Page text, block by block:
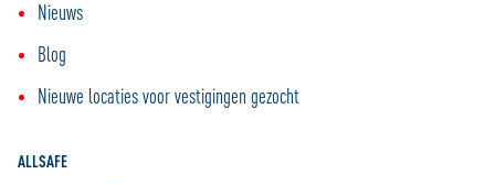
Nieuws
Blog
Nieuwe locaties voor vestigingen gezocht
ALLSAFE